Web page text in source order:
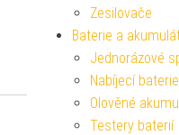
Zesilovače
Baterie a
Jednorázové
Nabíjecí baterie
Olověné
Testery baterií